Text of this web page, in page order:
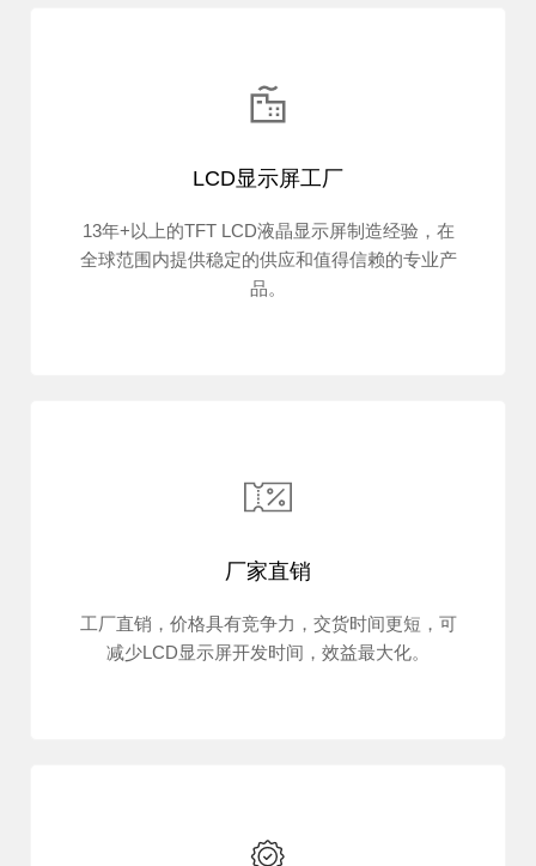
LCD显示屏工厂
13年+以上的TFT LCD液晶显示屏制造经验，在
全球范围内提供稳定的供应和值得信赖的专业产
品。
厂家直销
工厂直销，价格具有竞争力，交货时间更短，可
减少LCD显示屏开发时间，效益最大化。